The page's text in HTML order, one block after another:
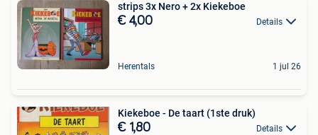
strips 3x Nero + 2x Kiekeboe
€ 4,00 Details
Herentals 1 jul 26
Kiekeboe - De taart (1ste druk)
€ 1,80 Details